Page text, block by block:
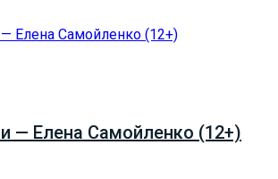
— Елена Самойленко (12+)